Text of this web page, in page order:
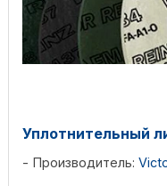
Уплотнительный
Производитель: